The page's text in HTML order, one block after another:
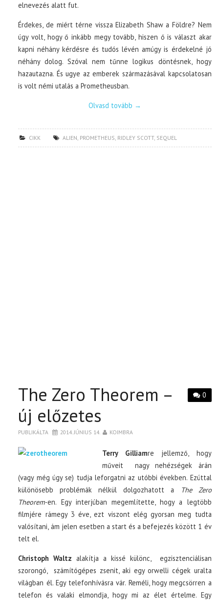
elnevezés alatt fut.
Érdekes, de miért térne vissza Elizabeth Shaw a Földre? Nem
úgy volt, hogy ő inkább megy tovább, hiszen ő is választ akar
kapni néhány kérdésre és tudós lévén amúgy is érdekelné jó
néhány dolog. Szóval nem tűnne logikus döntésnek, hogy
hazautazna. És ugye az emberek származásával kapcsolatosan
is volt némi utalás a Prometheusban.
Olvasd tovább →
CIKK ALIEN, PROMETHEUS, RIDLEY SCOTT, SEQUEL
0
The Zero Theorem –
új előzetes
PUBLIKÁLTA 2014. JÚNIUS 14. KOIMBRA
Terry Gilliamre jellemző, hogy
műveit nagy nehézségek árán
(vagy még úgy se) tudja leforgatni az utóbbi években. Ezúttal
különösebb problémák nélkül dolgozhatott a
The Zero
Theorem-en. Egy interjúban megemlítette, hogy a legtöbb
filmjére rámegy 3 éve, ezt viszont elég gyorsan meg tudta
valósítani, ám jelen esetben a start és a befejezés között 1 év
telt el.
Christoph Waltz alakítja a kissé különc,
egzisztenciálisan
szorongó,számítógépes zsenit, aki egy orwelli cégek uralta
világban él. Egy telefonhívásra vár. Reméli, hogy megcsörren a
telefon és valaki elmondja, hogy mi az élet értelme. Egy